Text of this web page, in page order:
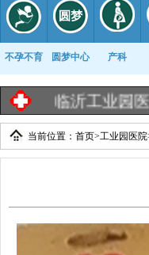
不孕不育 圆梦中心 产科
康复科
临沂工业园医院
当前位置： 首页>工业园医院